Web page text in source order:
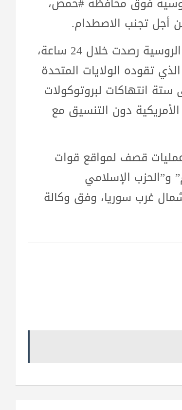
أجل تجنب الاصطدام.
وأفاد نائب مدير المركز، يوري بوبوف، بأن القوات الروسية رصدت خلال 24 ساعة،
تقوده الولايات المتحدة
انتهاكات لبروتوكولات
دون التنسيق مع
قصف لمواقع قوات
الإسلامي
غرب سوريا، وفق وكالة